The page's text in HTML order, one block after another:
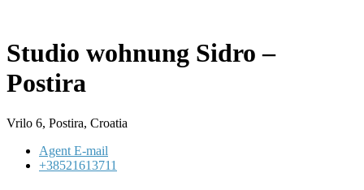
Studio wohnung Sidro –
Postira
Vrilo 6, Postira, Croatia
Agent E-mail
+38521613711